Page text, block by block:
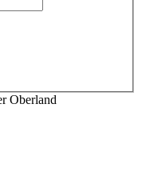
Oberland